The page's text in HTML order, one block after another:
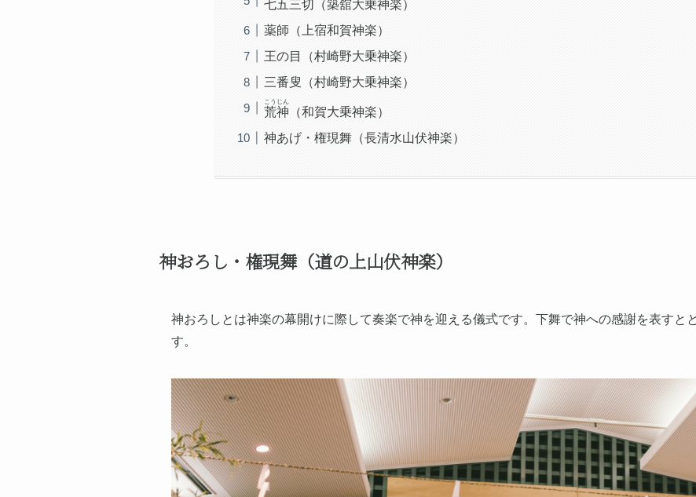
七五三切
（築舘大乗神楽）
薬師（上宿和賀神楽）
王の目（村崎野大乗神楽）
三番叟（村崎野大乗神楽）
荒神
こうじん
（和賀大乗神楽）
神あげ・権現舞（長清水山伏神楽）
神おろし・権現舞（道の上山伏神楽）
神おろしとは神楽の幕開けに際して奏楽で神を迎える儀式です。下舞で神への感謝を表すと
す。